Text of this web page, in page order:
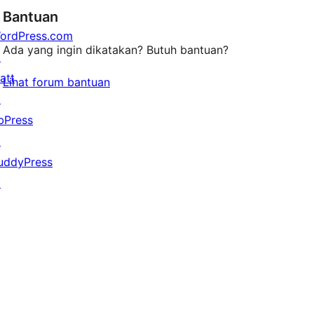
Bantuan
Ada yang ingin dikatakan? Butuh bantuan?
Lihat forum bantuan